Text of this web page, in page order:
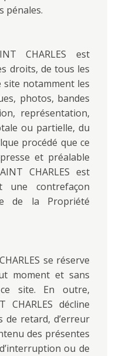
pénales.
CHARLES est
droits, de tous les
site notamment les
photos, bandes
représentation,
ou partielle, du
procédé que ce
et préalable
CHARLES est
une contrefaçon
de la Propriété
se réserve
moment et sans
site. En outre,
CHARLES décline
de retard, d’erreur
des présentes
ou de